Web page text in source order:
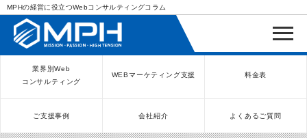
MPHの経営に役立つWebコンサルティングコラム
業界別Web
コンサルティング
WEBマーケティング支援 料金表
ご支援事例 会社紹介 よくあるご質問